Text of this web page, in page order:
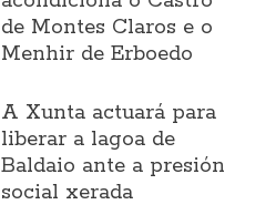
de Montes Claros e o
Menhir de Erboedo
A Xunta actuará para
liberar a lagoa de
Baldaio ante a presión
social xerada